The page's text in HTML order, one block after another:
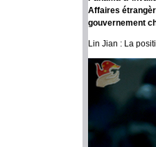
Affaires
gouvernement
Lin Jian : La